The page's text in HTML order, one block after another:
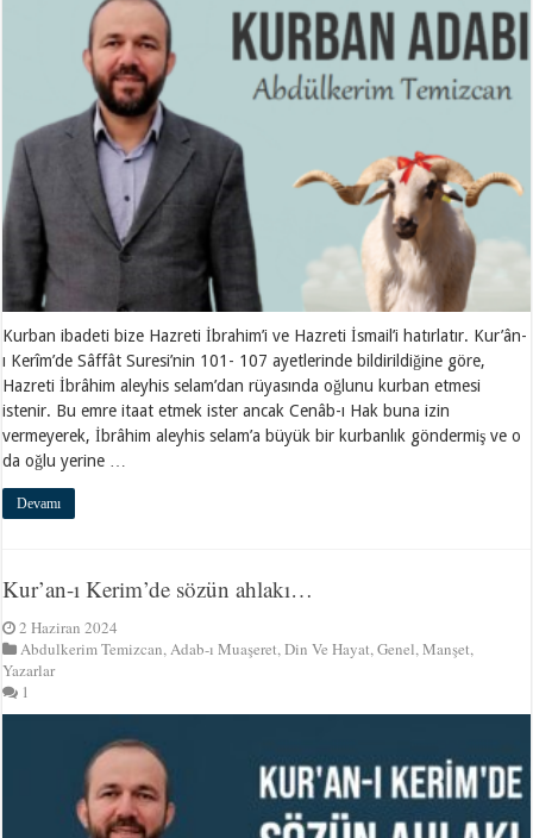
Kurban ibadeti bize Hazreti İbrahim’i ve Hazreti İsmail’i hatırlatır. Kur’ân-
ı Kerîm’de Sâffât Suresi’nin 101- 107 ayetlerinde bildirildiğine göre,
Hazreti İbrâhim aleyhis selam’dan rüyasında oğlunu kurban etmesi
istenir. Bu emre itaat etmek ister ancak Cenâb-ı Hak buna izin
vermeyerek, İbrâhim aleyhis selam’a büyük bir kurbanlık göndermiş ve o
da oğlu yerine …
Devamı
Kur’an-ı Kerim’de sözün ahlakı…
2 Haziran 2024
Abdulkerim Temizcan,Adab-ı Muaşeret,Din Ve Hayat,Genel,Manşet,
Yazarlar
1